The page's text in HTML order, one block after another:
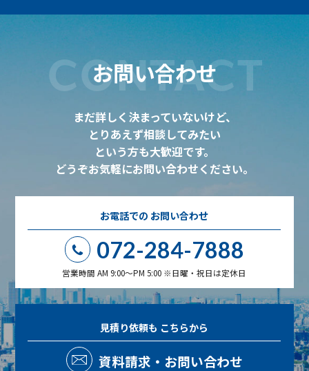
お問い合わせ
CONTACT
まだ詳しく決まっていないけど、
とりあえず相談してみたい
という方も大歓迎です。
どうぞお気軽にお問い合わせください。
お電話での お問い合わせ
072-284-7888
営業時間 AM 9:00～PM 5:00 ※日曜・祝日は定休日
見積り依頼も こちらから
資料請求・お問い合わせ